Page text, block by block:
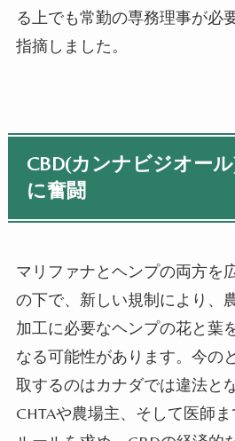
る上でも常勤の専務理事が必
指摘しました。
CBD(カンナビジオー
に奮闘
マリファナとヘンプの両方を
の下で、新しい規制により、
加工に必要なヘンプの花と葉
なる可能性があります。 今の
取するのはカナダでは違法と
CHTAや農場主、 そして医師